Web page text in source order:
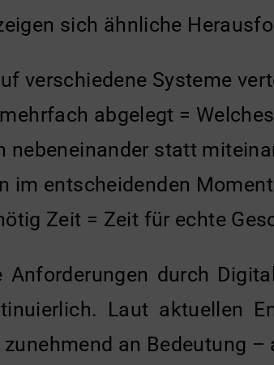
sich ähnliche
verschiedene Systeme
abgelegt =
nebeneinander statt
im entscheidenden
Zeit = Zeit für echte
durch
Laut aktuellen
an Bedeutung